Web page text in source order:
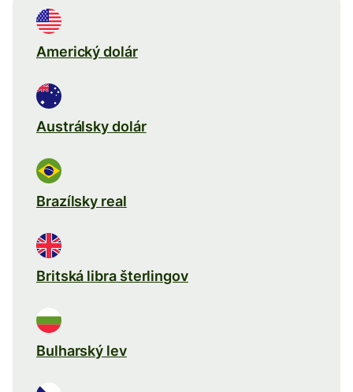
Americký dolár
Austrálsky dolár
Brazílsky real
Britská libra šterlingov
Bulharský lev